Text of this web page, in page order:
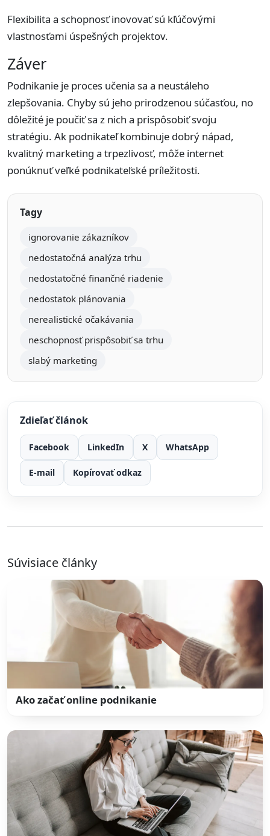
Flexibilita a schopnosť inovovať sú kľúčovými
vlastnosťami úspešných projektov.
Záver
Podnikanie je proces učenia sa a neustáleho
zlepšovania. Chyby sú jeho prirodzenou súčasťou, no
dôležité je poučiť sa z nich a prispôsobiť svoju
stratégiu. Ak podnikateľ kombinuje dobrý nápad,
kvalitný marketing a trpezlivosť, môže internet
ponúknuť veľké podnikateľské príležitosti.
Tagy
ignorovanie zákazníkov
nedostatočná analýza trhu
nedostatočné finančné riadenie
nedostatok plánovania
nerealistické očakávania
neschopnosť prispôsobiť sa trhu
slabý marketing
Zdieľať článok
Facebook LinkedIn X WhatsApp
E-mail Kopírovať odkaz
Súvisiace články
Ako začať online podnikanie